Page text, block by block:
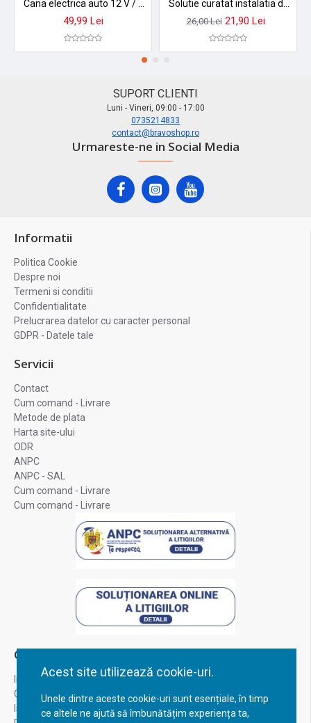
Acest site utilizează cookie-uri.
Unele dintre aceste cookie-uri sunt esențiale, în timp
ce altele ne ajută să îmbunătățim experiența ta,
49,99 Lei 26,00 Lei 21,90 Lei
SUPORT CLIENTI
Luni - Vineri, 09:00 - 17:00
0735214833
contact@bravoshop.ro
Urmareste-ne in Social Media
Informatii
Politica Cookie
Despre noi
Termeni si conditii
Confidentialitate
Prelucrarea datelor cu caracter personal
GDPR - Datele tale
Servicii
Contact
Cum comand - Livrare
Metode de plata
Harta site-ului
ODR
ANPC
ANPC - SAL
Cum comand - Livrare
Cum comand - Livrare
Contul Meu
Inregistrare
Contul meu
Istoric comenzi